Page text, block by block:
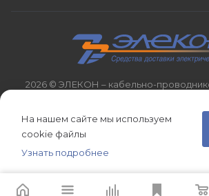
2026 © ЭЛЕКОН – кабельно-
На нашем сайте мы используем
cookie файлы
Узнать подробнее